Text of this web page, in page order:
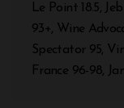
Le Point 18.5,
93+, Wine
Spectator 95,
France 96-98,